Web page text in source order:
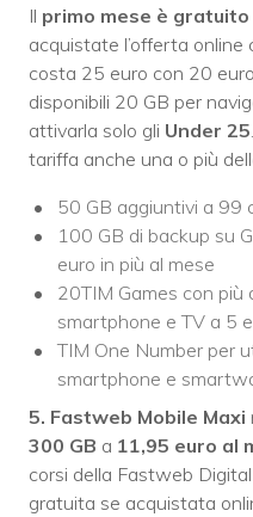
Il primo mese è
acquistate l’offerta online
costa 25 euro con 20
disponibili 20 GB per
attivarla solo gli Under 25
tariffa anche una o più
50 GB aggiuntivi a 99
100 GB di backup su
euro in più al mese
20TIM Games con più
smartphone e TV a 5
TIM One Number per
smartphone e
5. Fastweb Mobile Maxi
300 GB a 11,95 euro al
corsi della Fastweb
gratuita se acquistata